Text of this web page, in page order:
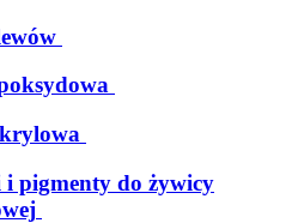
pigmenty do żywicy